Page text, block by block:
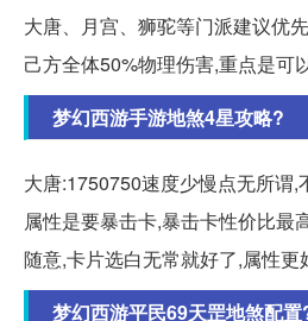
大唐、月宫、狮驼等门派建议优
己方全体50%物理伤害,重点是可
梦幻西游手游地煞4星攻略?
大唐:1750750速度少慢点无所谓,
属性是要暴击卡,暴击卡性价比最
随意,卡片选白无常就好了,属性更
梦幻西游平民69天罡地煞配置